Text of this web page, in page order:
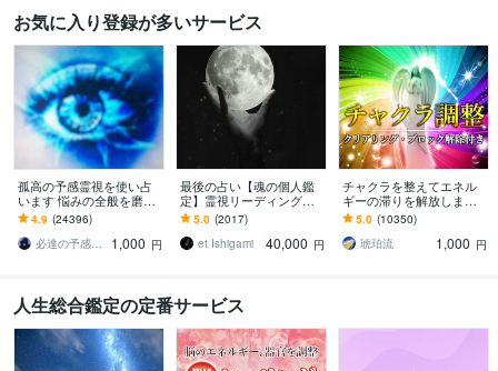
お気に入り登録が多いサービス
孤高の予感霊視を使い占
います 悩みの全般を磨き
上げ、研ぎ澄ました予感
より霊視により導きます
4.9 (24396)
必達の予感霊視 渡邊 潤一
1,000 円
最後の占い【魂の個人鑑
定】霊視リーディング承
ります 運命の地図を手
に、輝く人生を創る｜魂
の全体像を紐解く鑑定
5.0 (2017)
et Ishigami
40,000 円
チャクラを整えてエネル
ギーの滞りを解放します 7
割超リピート！人生を変
えたい人のエネルギー調
整
5.0 (10350)
琥珀流
1,000 円
人生総合鑑定の定番サービス